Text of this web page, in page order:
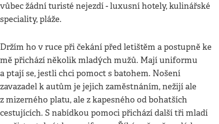
vůbec žádní turisté nejezdí - luxusní hotely, kulinářské
speciality, pláže.
Držím ho v ruce při čekání před letištěm a postupně ke
mě přichází několik mladých mužů. Mají uniformu
a ptají se, jestli chci pomoct s batohem. Nošení
zavazadel k autům je jejich zaměstnáním, nežijí ale
z mizerného platu, ale z kapesného od bohatších
cestujících. S nabídkou pomoci přichází další tři mladí